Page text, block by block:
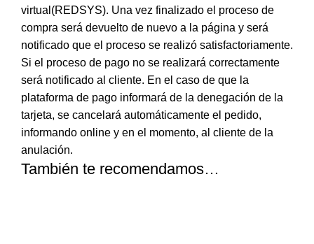
virtual(REDSYS). Una vez finalizado el proceso de
compra será devuelto de nuevo a la página y será
notificado que el proceso se realizó satisfactoriamente.
Si el proceso de pago no se realizará correctamente
será notificado al cliente. En el caso de que la
plataforma de pago informará de la denegación de la
tarjeta, se cancelará automáticamente el pedido,
informando online y en el momento, al cliente de la
anulación.
También te recomendamos…